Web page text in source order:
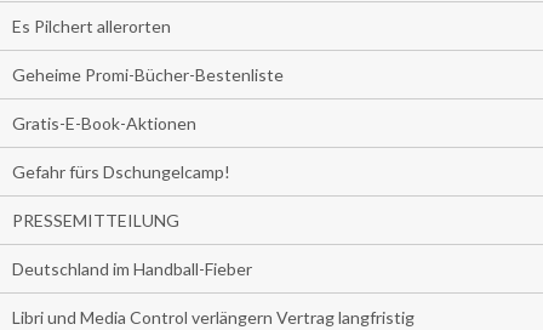
Es Pilchert allerorten
Geheime Promi-Bücher-Bestenliste
Gratis-E-Book-Aktionen
Gefahr fürs Dschungelcamp!
PRESSEMITTEILUNG
Deutschland im Handball-Fieber
Libri und Media Control verlängern Vertrag langfristig